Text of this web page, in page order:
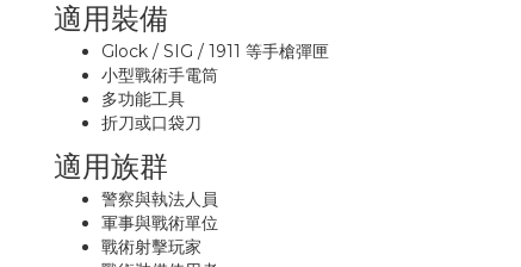
適用裝備
Glock / SIG / 1911 等手槍彈匣
小型戰術手電筒
多功能工具
折刀或口袋刀
適用族群
警察與執法人員
軍事與戰術單位
戰術射擊玩家